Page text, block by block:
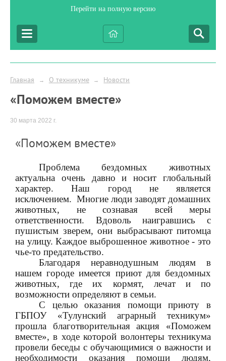
Перейти на полную версию
Главная → О техникуме → Новости
«Поможем вместе»
30 марта 2022 г.
«Поможем вместе»
Проблема бездомных животных
актуальна очень давно и носит глобальный
характер. Наш город не является
исключением. Многие люди заводят домашних
животных, не сознавая всей меры
ответственности. Вдоволь наигравшись с
пушистым зверем, они выбрасывают питомца
на улицу. Каждое выброшенное животное - это
чье-то предательство.
Благодаря неравнодушным людям в
нашем городе имеется приют для бездомных
животных, где их кормят, лечат и по
возможности определяют в семьи.
С целью оказания помощи приюту в
ГБПОУ «Тулунский аграрный техникум»
прошла благотворительная акция «Поможем
вместе», в ходе которой волонтеры техникума
провели беседы с обучающимися о важности и
необходимости оказания помощи людям,